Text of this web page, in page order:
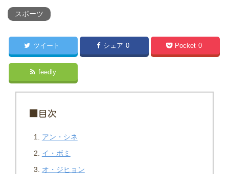
スポーツ
ツイート シェア 0 Pocket 0
feedly
■目次
アン・シネ
イ・ボミ
オ・ジヒョン